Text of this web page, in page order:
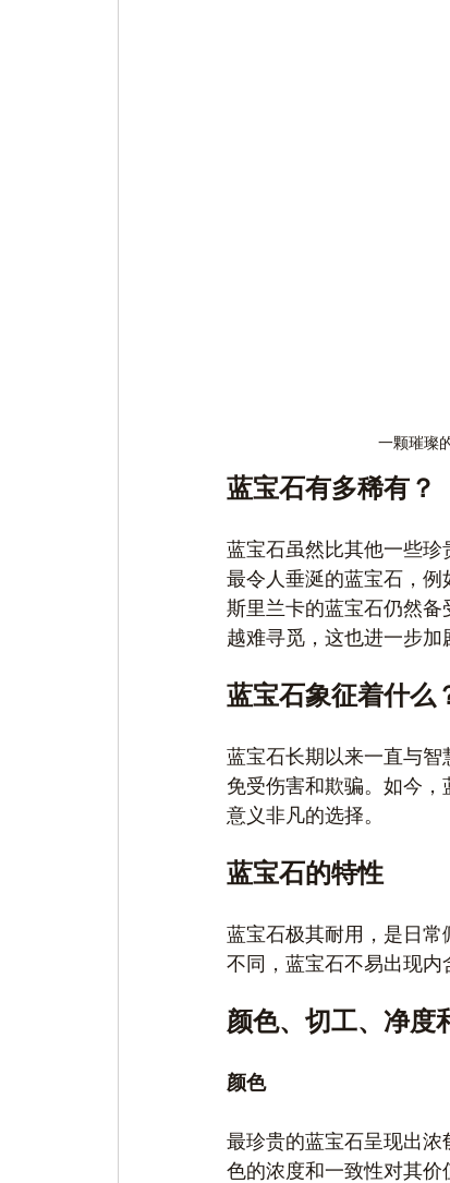
一颗璀璨
蓝宝石有多稀有？
蓝宝石虽然比其他一些珍
最令人垂涎​​的蓝宝石，例
斯里兰卡的蓝宝石仍然
越难寻觅，这也进一步加
蓝宝石象征着什么
蓝宝石长期以来一直与
免受伤害和欺骗。如今
意义非凡的选择。
蓝宝石的特性
蓝宝石极其耐用，是日
不同，蓝宝石不易出现内
颜色、切工、净度
颜色
最珍贵的蓝宝石呈现出
色的浓度和一致性对其价